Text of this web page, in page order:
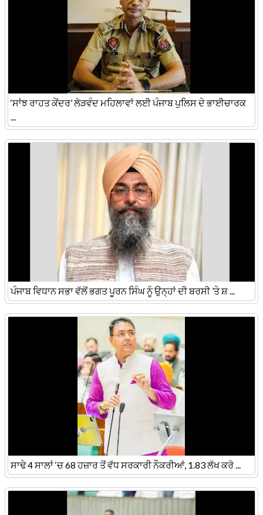
‘ਸਾਂਝ ਰਾਹਤ ਕੇਂਦਰ’ ਲੋੜਵੰਦ ਮਹਿਲਾਵਾਂ ਲਈ ਪੰਜਾਬ ਪੁਲਿਸ ਦੇ ਭਾਈਚਾਰਕ
ਪੰਜਾਬ ਵਿਧਾਨ ਸਭਾ ਵੱਲੋਂ ਭਗਤ ਪੂਰਨ ਸਿੰਘ ਨੂੰ ਉਨ੍ਹਾਂ ਦੀ ਬਰਸੀ ’ਤੇ ਸ਼ ...
ਸਾਢੇ 4 ਸਾਲਾਂ ‘ਚ 68 ਹਜ਼ਾਰ ਤੋਂ ਵੱਧ ਸਰਕਾਰੀ ਨੌਕਰੀਆਂ, 1.83 ਲੱਖ ਕਰੋ ...